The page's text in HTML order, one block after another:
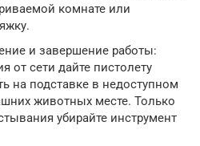
комнате или
и завершение работы:
от сети дайте пистолету
на подставке в недоступном
животных месте. Только
убирайте инструмент